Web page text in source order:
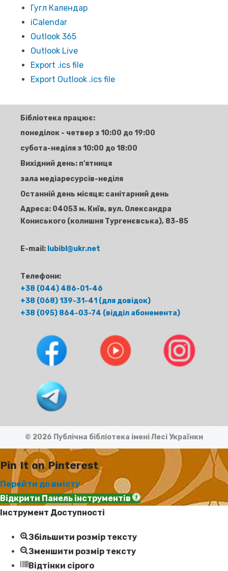
Гугл Календар
iCalendar
Outlook 365
Outlook Live
Export .ics file
Export Outlook .ics file
Бібліотека працює:
понеділок - четвер з 10:00 до 19:00
субота-неділя з 10:00 до 18:00
Вихідний день: п'ятниця
зала медіаресурсів-неділя
Останній день місяця: санітарний день
Адреса: 04053 м. Київ, вул. Олександра
Кониського (колишня Тургенєвська), 83-85
E-mail: lubibl@ukr.net
Телефони:
+38 (044) 486-01-46
+38 (068) 139-31-41 (для довідок)
+38 (095) 864-03-74 (відділ абонемента)
© 2026 Публічна бібліотека імені Лесі Українки
Pin It on Pinterest
Перейти до вмісту
Відкрити Панель інструментів
Інструмент Доступності
Збільшити розмір тексту
Зменшити розмір тексту
Відтінки сірого